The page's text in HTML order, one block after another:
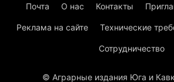
Почта О нас Контакты
Реклама на сайте Технические
Сотрудничество
© Аграрные издания Юга и